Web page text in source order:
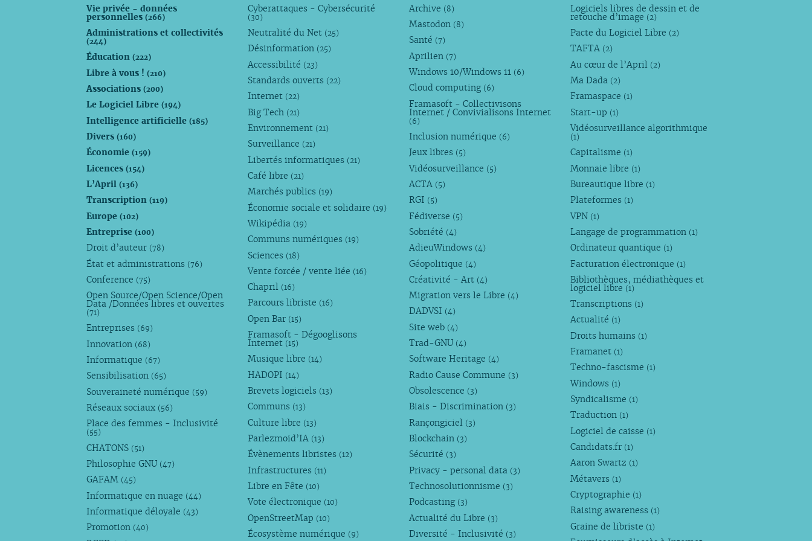
Vie privée - données
personnelles(266)
Administrations et collectivités
(244)
Éducation(222)
Libre à vous !(210)
Associations(200)
Le Logiciel Libre(194)
Intelligence artificielle(185)
Divers(160)
Économie(159)
Licences(154)
L’April(136)
Transcription(119)
Europe(102)
Entreprise(100)
Droit d’auteur (78)
État et administrations (76)
Conference (75)
Open Source/Open Science/Open
Data /Données libres et ouvertes
(71)
Entreprises (69)
Innovation (68)
Informatique (67)
Sensibilisation (65)
Souveraineté numérique (59)
Réseaux sociaux (56)
Place des femmes - Inclusivité
(55)
CHATONS (51)
Philosophie GNU (47)
GAFAM (45)
Informatique en nuage (44)
Informatique déloyale (43)
Promotion (40)
Cyberattaques - Cybersécurité
(30)
Neutralité du Net (25)
Désinformation (25)
Accessibilité (23)
Standards ouverts (22)
Internet (22)
Big Tech (21)
Environnement (21)
Surveillance (21)
Libertés informatiques (21)
Café libre (21)
Marchés publics (19)
Économie sociale et solidaire (19)
Wikipédia (19)
Communs numériques (19)
Sciences (18)
Vente forcée / vente liée (16)
Chapril (16)
Parcours libriste (16)
Open Bar (15)
Framasoft - Dégooglisons
Internet (15)
Musique libre (14)
HADOPI (14)
Brevets logiciels (13)
Communs (13)
Culture libre (13)
Parlezmoid’IA (13)
Évènements libristes (12)
Infrastructures (11)
Libre en Fête (10)
Vote électronique (10)
OpenStreetMap (10)
Écosystème numérique (9)
Archive (8)
Mastodon (8)
Santé (7)
Aprilien (7)
Windows 10/Windows 11 (6)
Cloud computing (6)
Framasoft - Collectivisons
Internet / Convivialisons Internet
(6)
Inclusion numérique (6)
Jeux libres (5)
Vidéosurveillance (5)
ACTA (5)
RGI (5)
Fédiverse (5)
Sobriété (4)
AdieuWindows (4)
Géopolitique (4)
Créativité - Art (4)
Migration vers le Libre (4)
DADVSI (4)
Site web (4)
Trad-GNU (4)
Software Heritage (4)
Radio Cause Commune (3)
Obsolescence (3)
Biais - Discrimination (3)
Rançongiciel (3)
Blockchain (3)
Sécurité (3)
Privacy - personal data (3)
Technosolutionnisme (3)
Podcasting (3)
Actualité du Libre (3)
Diversité - Inclusivité (3)
Logiciels libres de dessin et de
retouche d’image (2)
Pacte du Logiciel Libre (2)
TAFTA (2)
Au cœur de l’April (2)
Ma Dada (2)
Framaspace (1)
Start-up (1)
Vidéosurveillance algorithmique
(1)
Capitalisme (1)
Monnaie libre (1)
Bureautique libre (1)
Plateformes (1)
VPN (1)
Langage de programmation (1)
Ordinateur quantique (1)
Facturation électronique (1)
Bibliothèques, médiathèques et
logiciel libre (1)
Transcriptions (1)
Actualité (1)
Droits humains (1)
Framanet (1)
Techno-fascisme (1)
Windows (1)
Syndicalisme (1)
Traduction (1)
Logiciel de caisse (1)
Candidats.fr (1)
Aaron Swartz (1)
Métavers (1)
Cryptographie (1)
Raising awareness (1)
Graine de libriste (1)